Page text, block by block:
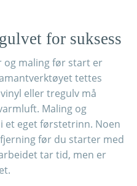
for suksess
og maling før start er
tettes
eller tregulv må
Maling og
et eget førstetrinn. Noen
før du starter med
tar tid, men er